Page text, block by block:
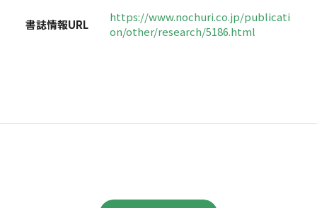
書誌情報URL
https://www.nochuri.co.jp/publicati
on/other/research/5186.html